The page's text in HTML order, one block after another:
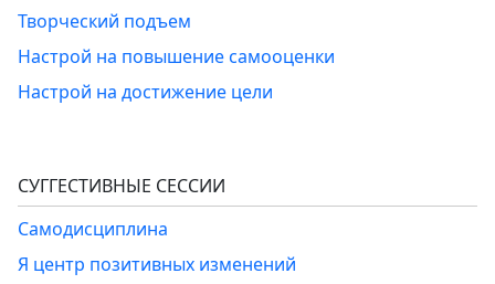
Творческий подъем
Настрой на повышение самооценки
Настрой на достижение цели
СУГГЕСТИВНЫЕ СЕССИИ
Самодисциплина
Я центр позитивных изменений